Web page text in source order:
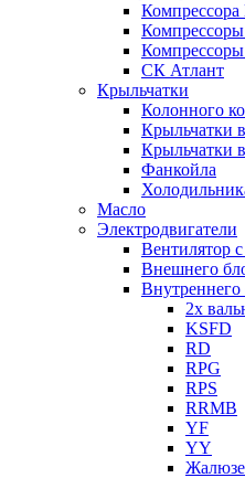
Компрессора
СК Атлант
Крыльчатки
Колонного
Крыльчатки
Крыльчатки
Фанкойла
Масло
Электродвигатели
Вентилятор
Внешнего
Внутреннего
2х
KSFD
RD
RPG
RPS
RRMB
YF
YY